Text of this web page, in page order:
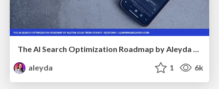
The AI Search Optimization Roadmap by Aleyda Solis
aleyda
1 6k